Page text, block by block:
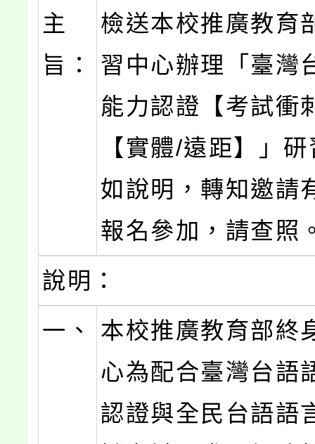
主
旨：
檢送本校推廣教育
習中心辦理「臺灣
能力認證【考試衝
【實體/遠距】」
如說明，轉知邀請
報名參加，請查照
說明：
一、
本校推廣教育部終
心為配合臺灣台語
認證與全民台語語